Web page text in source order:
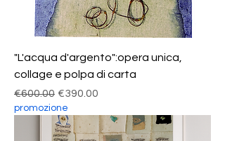
"L'acqua d'argento":opera unica,
collage e polpa di carta
Regular Price
€600.00 Sale Price
€390.00
promozione